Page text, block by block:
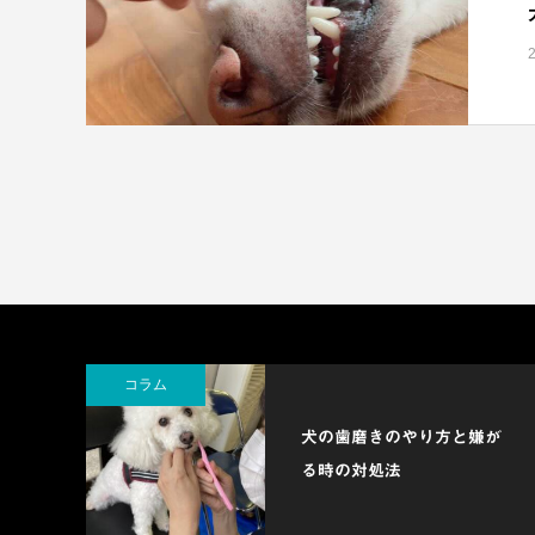
コラム
犬の歯磨きのやり方と嫌が
る時の対処法